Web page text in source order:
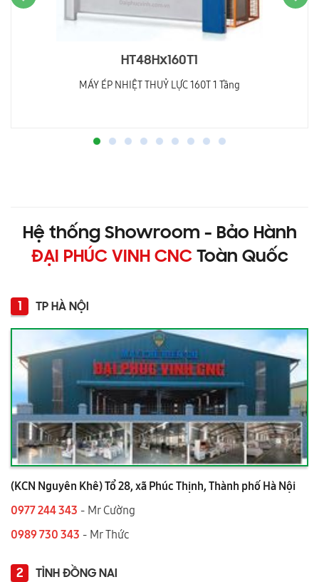
HT48Hx160T1
MÁY ÉP NHIỆT THUỶ LỰC 160T 1 Tầng
Hệ thống Showroom - Bảo Hành
ĐẠI PHÚC VINH CNCToàn Quốc
1 TP HÀ NỘI
(KCN Nguyên Khê) Tổ 28, xã Phúc Thịnh, Thành phố Hà Nội
0977 244 343 - Mr Cường
0989 730 343 - Mr Thức
2 TỈNH ĐỒNG NAI